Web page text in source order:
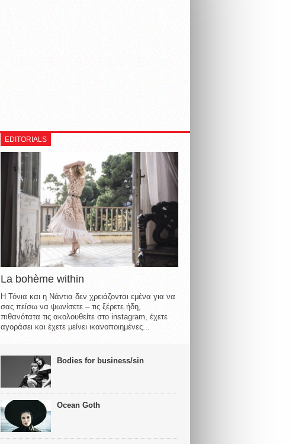
EDITORIALS
La bohème within
Η Τόνια και η Νάντια δεν χρειάζονται εμένα για να
σας πείσω να ψωνίσετε – τις ξέρετε ήδη,
πιθανότατα τις ακολουθείτε στο instagram, έχετε
αγοράσει και έχετε μείνει ικανοποιημένες...
Bodies for business/sin
Ocean Goth